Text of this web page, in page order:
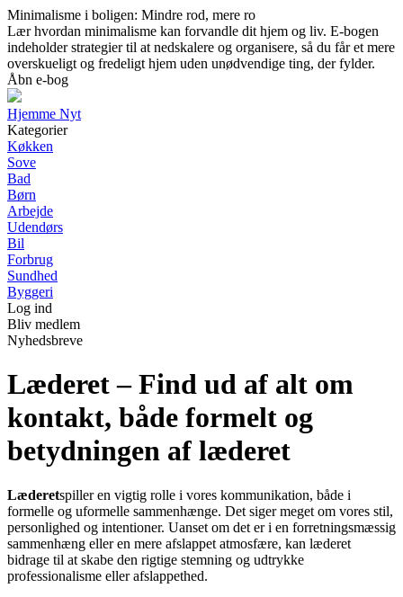
Minimalisme i boligen: Mindre rod, mere ro
Lær hvordan minimalisme kan forvandle dit hjem og liv. E-bogen
indeholder strategier til at nedskalere og organisere, så du får et mere
overskueligt og fredeligt hjem uden unødvendige ting, der fylder.
Åbn e-bog
Hjemme Nyt
Kategorier
Køkken
Sove
Bad
Børn
Arbejde
Udendørs
Bil
Forbrug
Sundhed
Byggeri
Log ind
Bliv medlem
Nyhedsbreve
Læderet – Find ud af alt om
kontakt, både formelt og
betydningen af læderet
Læderetspiller en vigtig rolle i vores kommunikation, både i
formelle og uformelle sammenhænge. Det siger meget om vores stil,
personlighed og intentioner. Uanset om det er i en forretningsmæssig
sammenhæng eller en mere afslappet atmosfære, kan læderet
bidrage til at skabe den rigtige stemning og udtrykke
professionalisme eller afslappethed.